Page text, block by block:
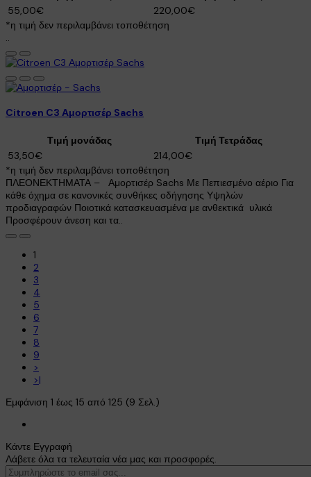
55,00€
220,00€
*η τιμή δεν περιλαμβάνει τοποθέτηση
..
Citroen C3 Αμορτισέρ Sachs
Τιμή μονάδας
Τιμή Τετράδας
53,50€
214,00€
*η τιμή δεν περιλαμβάνει τοποθέτηση
ΠΛΕΟΝΕΚΤΗΜΑΤΑ – Αμορτισέρ Sachs Με Πεπιεσμένο αέριο Για
κάθε όχημα σε κανονικές συνθήκες οδήγησης Υψηλών
προδιαγραφών Ποιοτικά κατασκευασμένα με ανθεκτικά υλικά
Προσφέρουν άνεση και τα..
1
2
3
4
5
6
7
8
9
>
>|
Εμφάνιση 1 έως 15 από 125 (9 Σελ.)
Κάντε Εγγραφή
Λάβετε όλα τα τελευταία νέα μας και προσφορές.